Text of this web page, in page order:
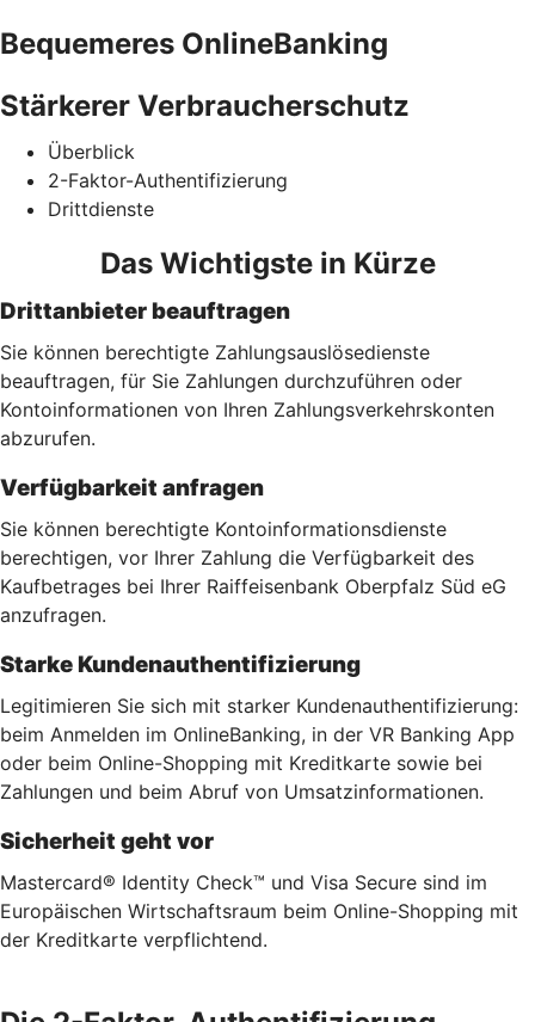
Bequemeres OnlineBanking
Stärkerer Verbraucherschutz
Überblick
2-Faktor-Authentifizierung
Drittdienste
Das Wichtigste in Kürze
Drittanbieter beauftragen
Sie können berechtigte Zahlungsauslösedienste
beauftragen, für Sie Zahlungen durchzuführen oder
Kontoinformationen von Ihren Zahlungsverkehrskonten
abzurufen.
Verfügbarkeit anfragen
Sie können berechtigte Kontoinformationsdienste
berechtigen, vor Ihrer Zahlung die Verfügbarkeit des
Kaufbetrages bei Ihrer Raiffeisenbank Oberpfalz Süd eG
anzufragen.
Starke Kundenauthentifizierung
Legitimieren Sie sich mit starker Kundenauthentifizierung:
beim Anmelden im OnlineBanking, in der VR Banking App
oder beim Online-Shopping mit Kreditkarte sowie bei
Zahlungen und beim Abruf von Umsatzinformationen.
Sicherheit geht vor
Mastercard® Identity Check™ und Visa Secure sind im
Europäischen Wirtschaftsraum beim Online-Shopping mit
der Kreditkarte verpflichtend.